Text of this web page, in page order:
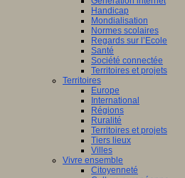
Handicap
Mondialisation
Normes scolaires
Regards sur l’Ecole
Santé
Société connectée
Territoires et projets
Territoires
Europe
International
Régions
Ruralité
Territoires et projets
Tiers lieux
Villes
Vivre ensemble
Citoyenneté